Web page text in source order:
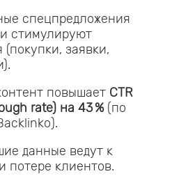
спецпредложения
стимулируют
(покупки, заявки,
повышает CTR
rate) на 43 %(по
данные ведут к
потере клиентов.